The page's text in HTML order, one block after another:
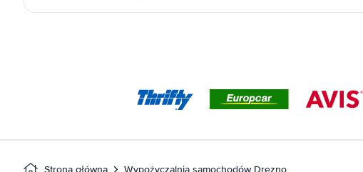
Strona główna Wypożyczalnia samochodów Drezno